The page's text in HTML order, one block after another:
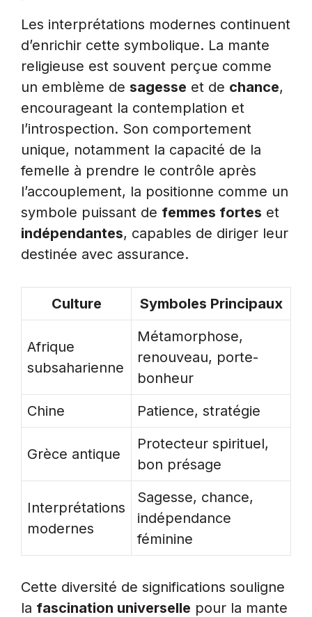
Les interprétations modernes continuent
d’enrichir cette symbolique. La mante
religieuse est souvent perçue comme
un emblème de sagesse et de chance,
encourageant la contemplation et
l’introspection. Son comportement
unique, notamment la capacité de la
femelle à prendre le contrôle après
l’accouplement, la positionne comme un
symbole puissant de femmes fortes et
indépendantes, capables de diriger leur
destinée avec assurance.
Culture Symboles Principaux
Afrique
subsaharienne
Métamorphose,
renouveau, porte-
bonheur
Chine
Patience, stratégie
Grèce antique
Protecteur spirituel,
bon présage
Interprétations
modernes
Sagesse, chance,
indépendance
féminine
Cette diversité de significations souligne
la fascination universelle pour la mante